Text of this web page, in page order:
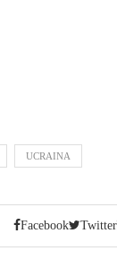
UCRAINA
Facebook Twitter